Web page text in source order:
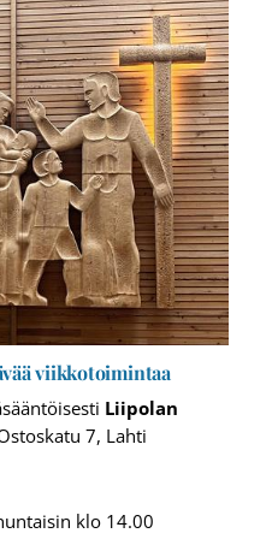
viikkotoimintaa
Liipolan
7, Lahti
klo 14.00